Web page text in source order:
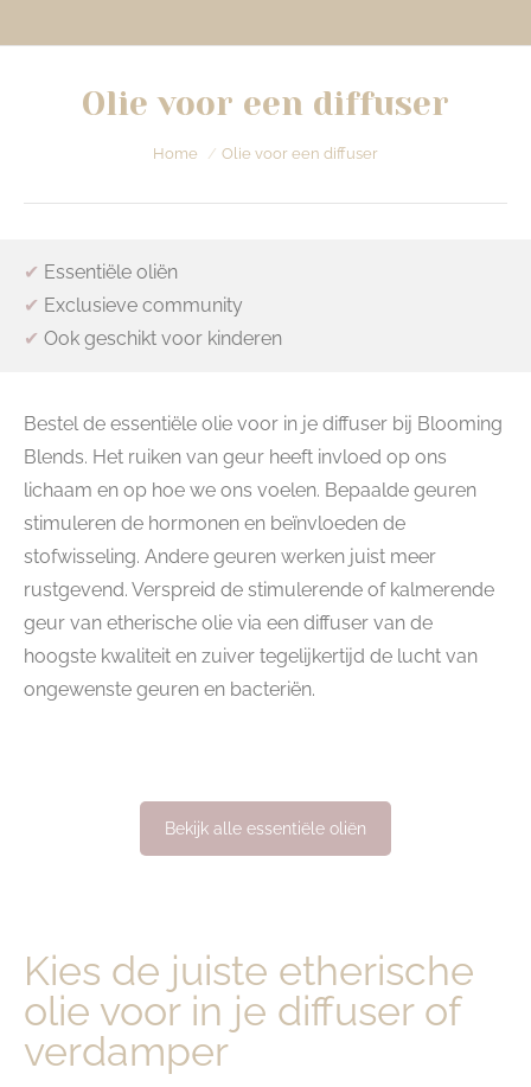
Olie voor een diffuser
Je bent hier:
Home Olie voor een diffuser
✔ Essentiële oliën
✔ Exclusieve community
✔ Ook geschikt voor kinderen
Bestel de essentiële olie voor in je diffuser bij Blooming
Blends. Het ruiken van geur heeft invloed op ons
lichaam en op hoe we ons voelen. Bepaalde geuren
stimuleren de hormonen en beïnvloeden de
stofwisseling. Andere geuren werken juist meer
rustgevend. Verspreid de stimulerende of kalmerende
geur van etherische olie via een diffuser van de
hoogste kwaliteit en zuiver tegelijkertijd de lucht van
ongewenste geuren en bacteriën.
Bekijk alle essentiële oliën
Kies de juiste etherische
olie voor in je diffuser of
verdamper